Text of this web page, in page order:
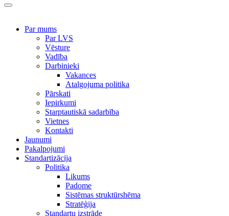
Par mums
Par LVS
Vēsture
Vadība
Darbinieki
Vakances
Atalgojuma politika
Pārskati
Iepirkumi
Starptautiskā sadarbība
Vietnes
Kontakti
Jaunumi
Pakalpojumi
Standartizācija
Politika
Likums
Padome
Sistēmas struktūrshēma
Stratēģija
Standartu izstrāde